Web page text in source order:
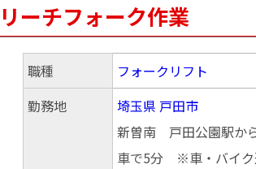
ーチフォーク作業
職種
フォークリフト
勤務地
埼玉県 戸田市
新曽南 戸田公園駅か
車で5分 ※車・バイク